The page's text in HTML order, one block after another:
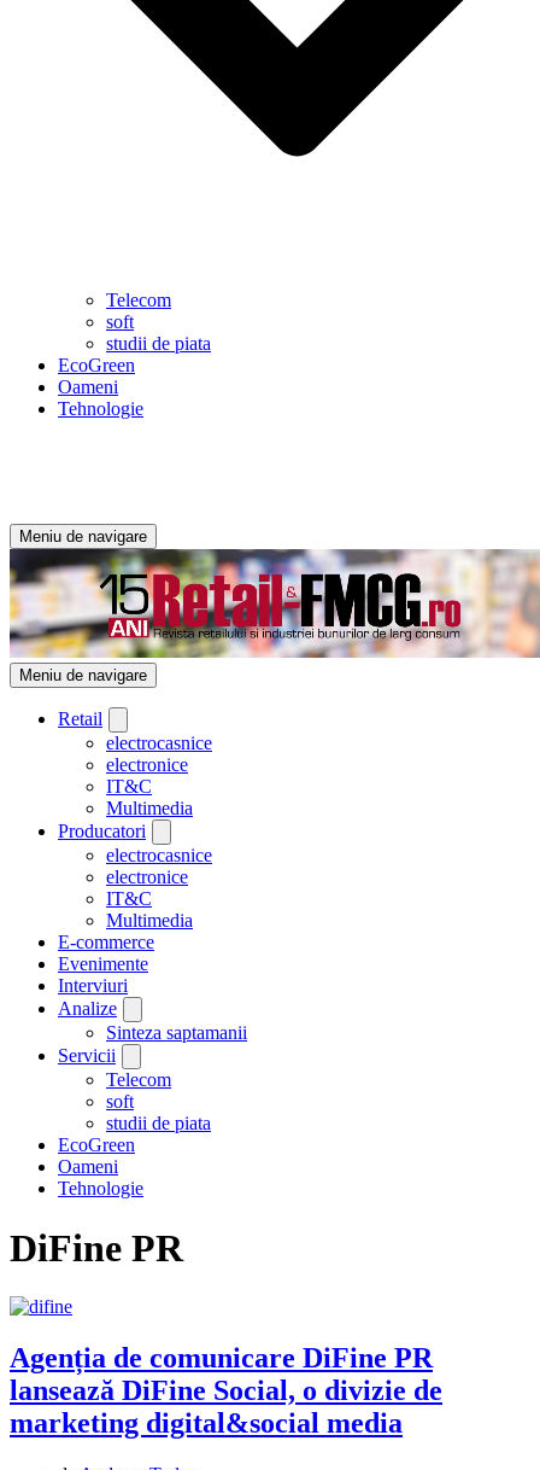
Telecom
soft
studii de piata
EcoGreen
Oameni
Tehnologie
Meniu de navigare
Meniu de navigare
Retail
electrocasnice
electronice
IT&C
Multimedia
Producatori
electrocasnice
electronice
IT&C
Multimedia
E-commerce
Evenimente
Interviuri
Analize
Sinteza saptamanii
Servicii
Telecom
soft
studii de piata
EcoGreen
Oameni
Tehnologie
DiFine PR
Agenția de comunicare DiFine PR
lansează DiFine Social, o divizie de
marketing digital&social media